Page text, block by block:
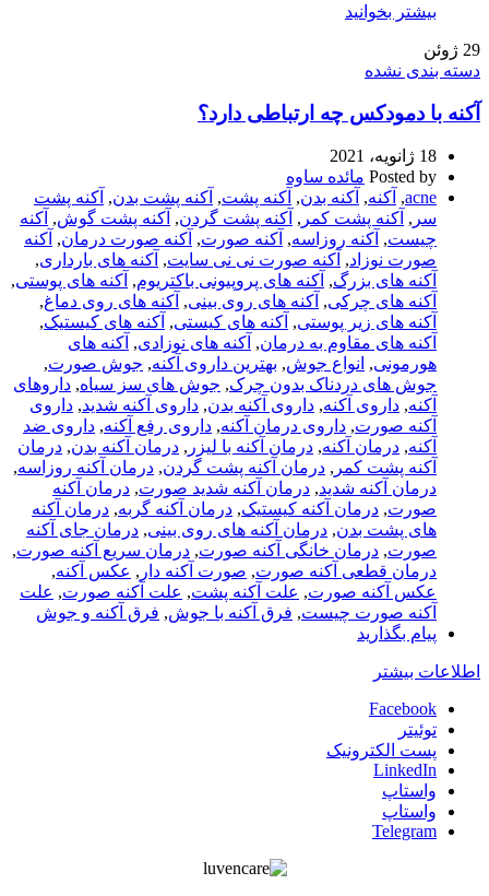
بیشتر بخوانید
29 ژوئن
دسته بندی نشده
آکنه با دمودکس چه ارتباطی دارد؟
18 ژانویه، 2021
Posted by مائده ساوه
acne
, آکنه, آکنه بدن, آکنه پشت, آکنه پشت بدن, آکنه پشت
سر , آکنه پشت کمر , آکنه پشت گردن, آکنه پشت گوش, آکنه
چیست, آکنه روزاسه, آکنه صورت, آکنه صورت درمان, آکنه
صورت نوزاد, آکنه صورت نی نی سایت, آکنه های بارداری,
آکنه های بزرگ, آکنه های پروپیونی باکتریوم, آکنه های پوستی,
آکنه های چرکی, آکنه های روی بینی, آکنه های روی دماغ,
آکنه های زیر پوستی, آکنه های کیستی, آکنه های کیستیک,
آکنه های مقاوم به درمان, آکنه های نوزادی, آکنه های
هورمونی, انواع جوش, بهترین داروی آکنه, جوش صورت,
جوش های دردناک بدون چرک, جوش های سز سیاه, داروهای
آکنه, داروی آکنه, داروی آکنه بدن, داروی آکنه شدید, داروی
آکنه صورت, داروی درمان آکنه, داروی رفع آکنه, داروی ضد
آکنه, درمان آکنه, درمان آکنه با لیزر , درمان آکنه بدن, درمان
آکنه پشت کمر , درمان آکنه پشت گردن, درمان آکنه روزاسه,
درمان آکنه شدید, درمان آکنه شدید صورت, درمان آکنه
صورت, درمان آکنه کیستیک, درمان آکنه گربه, درمان آکنه
های پشت بدن, درمان آکنه های روی بینی, درمان جای آکنه
صورت, درمان خانگی آکنه صورت, درمان سریع آکنه صورت,
درمان قطعی آکنه صورت, صورت آکنه دار , عکس آکنه,
عکس آکنه صورت, علت آکنه پشت, علت آکنه صورت, علت
آکنه صورت چیست, فرق آکنه با جوش, فرق آکنه و جوش
پیام بگذارید
اطلاعات بیشتر
Facebook
توئیتر
پست الکترونیک
LinkedIn
واستاپ
واستاپ
Telegram